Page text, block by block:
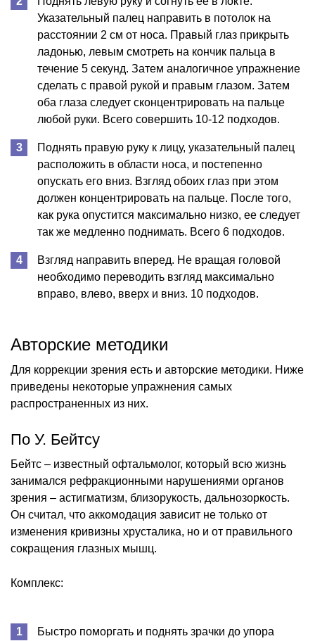
Указательный палец направить в потолок на
расстоянии 2 см от носа. Правый глаз прикрыть
ладонью, левым смотреть на кончик пальца в
течение 5 секунд. Затем аналогичное упражнение
сделать с правой рукой и правым глазом. Затем
оба глаза следует сконцентрировать на пальце
любой руки. Всего совершить 10-12 подходов.
Поднять правую руку к лицу, указательный палец
расположить в области носа, и постепенно
опускать его вниз. Взгляд обоих глаз при этом
должен концентрировать на пальце. После того,
как рука опустится максимально низко, ее следует
так же медленно поднимать. Всего 6 подходов.
Взгляд направить вперед. Не вращая головой
необходимо переводить взгляд максимально
вправо, влево, вверх и вниз. 10 подходов.
Авторские методики
Для коррекции зрения есть и авторские методики. Ниже
приведены некоторые упражнения самых
распространенных из них.
По У. Бейтсу
Бейтс – известный офтальмолог, который всю жизнь
занимался рефракционными нарушениями органов
зрения – астигматизм, близорукость, дальнозоркость.
Он считал, что аккомодация зависит не только от
изменения кривизны хрусталика, но и от правильного
сокращения глазных мышц.
Комплекс:
Быстро поморгать и поднять зрачки до упора